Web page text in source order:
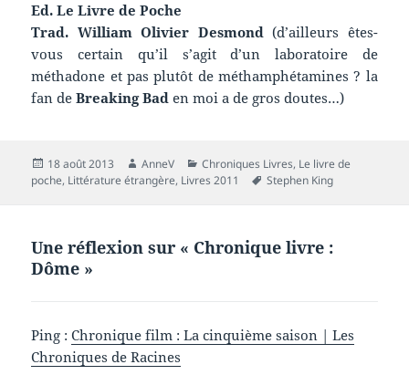
Ed. Le Livre de Poche
Trad. William Olivier Desmond(d’ailleurs êtes-
vous certain qu’il s’agit d’un laboratoire de
méthadone et pas plutôt de méthamphétamines ? la
fan deBreaking Bad en moi a de gros doutes…)
Publié
le
18 août 2013 Auteur
AnneV Catégories
Chroniques Livres, Le livre de
poche, Littérature étrangère, Livres 2011
Mots-
Stephen King
Une réflexion sur « Chronique livre :
Dôme »
Ping :Chronique film : La cinquième saison | Les
Chroniques de Racines